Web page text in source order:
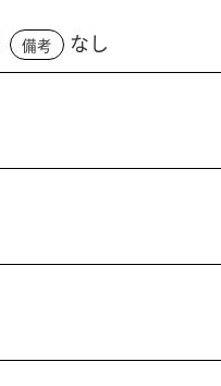
備考
なし